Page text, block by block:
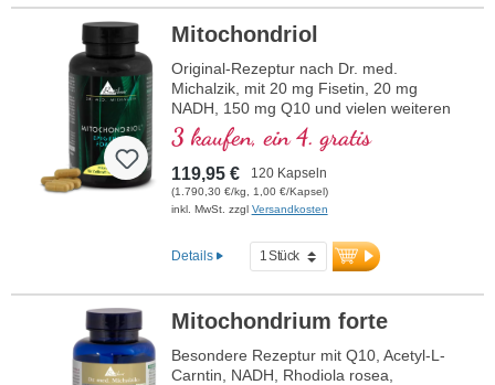
Mitochondriol
Original-Rezeptur nach Dr. med.
Michalzik, mit 20 mg Fisetin, 20 mg
NADH, 150 mg Q10 und vielen weiteren
wichtigen Mitochondrien-Mitteln. Mit dem
Bioverfügbarkeitsverstärker D-Pinitol.
Kapselhüllen vegan und ohne PEG und
Carrageen und Aluminium freies Siegel,
Mitochondrialer PGC-1α-Aktivator, ohne
Vitalstoffexpertise und über 20-jährige
Produktionserfahrung.
3 kaufen, ein 4. gratis
119,95 € 120 Kapseln
(1.790,30 €/kg, 1,00 €/Kapsel)
inkl. MwSt. zzgl Versandkosten
Details
Mitochondrium forte
Besondere Rezeptur mit Q10, Acetyl-L-
Carntin, NADH, Rhodiola rosea,